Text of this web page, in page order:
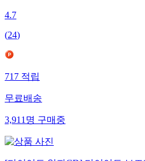
4.7
(24)
717적립
무료배송
3,911명구매중